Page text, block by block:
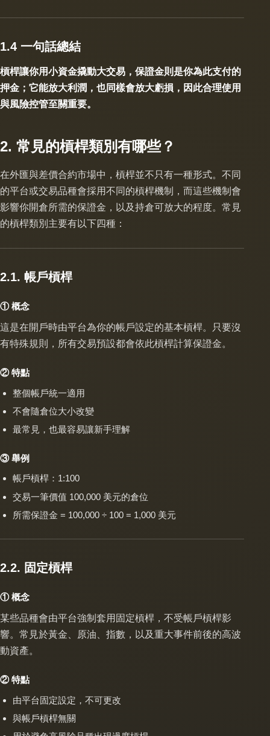
1.4 一句話總結
槓桿讓你用小資金撬動大交易，保證金則是你為此支付的
押金；它能放大利潤，也同樣會放大虧損，因此合理使用
與風險控管至關重要。
2. 常見的槓桿類別有哪些？
在外匯與差價合約市場中，槓桿並不只有一種形式。不同
的平台或交易品種會採用不同的槓桿機制，而這些機制會
影響你開倉所需的保證金，以及持倉可放大的程度。常見
的槓桿類別主要有以下四種：
2.1. 帳戶槓桿
① 概念
這是在開戶時由平台為你的帳戶設定的基本槓桿。只要沒
有特殊規則，所有交易預設都會依此槓桿計算保證金。
② 特點
整個帳戶統一適用
不會隨倉位大小改變
最常見，也最容易讓新手理解
③ 舉例
帳戶槓桿：1:100
交易一筆價值 100,000 美元的倉位
所需保證金 = 100,000 ÷ 100 = 1,000 美元
2.2. 固定槓桿
① 概念
某些品種會由平台強制套用固定槓桿，不受帳戶槓桿影
響。常見於黃金、原油、指數，以及重大事件前後的高波
動資產。
② 特點
由平台固定設定，不可更改
與帳戶槓桿無關